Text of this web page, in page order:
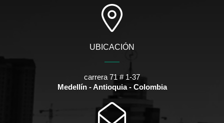
UBICACIÓN
carrera 71 # 1-37
Medellín - Antioquia - Colombia